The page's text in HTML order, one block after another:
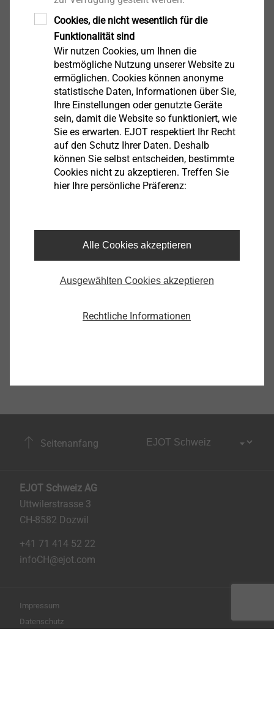
Optik, Mikroindustrie
Anzeigen
Pneumatik, Hydraulik,
Pumpen, Motoren
Anzeigen
Anzeigen
Seitenanfang
EJOT Schweiz AG
Uttwilerstrasse 3
CH-8582 Dozwil
+41 71 414 52 22
infoCH@ejot.com
Impressum
Datenschutz
Cookies, die nicht wesentlich für die
Funktionalität sind
Wir nutzen Cookies, um Ihnen die
bestmögliche Nutzung unserer Website zu
ermöglichen. Cookies können anonyme
statistische Daten, Informationen über Sie,
Ihre Einstellungen oder genutzte Geräte
sein, damit die Website so funktioniert, wie
Sie es erwarten. EJOT respektiert Ihr Recht
auf den Schutz Ihrer Daten. Deshalb
können Sie selbst entscheiden, bestimmte
Cookies nicht zu akzeptieren. Treffen Sie
hier Ihre persönliche Präferenz:
Alle Cookies akzeptieren
Ausgewählten Cookies akzeptieren
Rechtliche Informationen